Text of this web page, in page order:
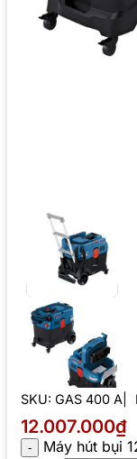
SKU: GAS 400 A
12.007.000₫
Máy hút bụi